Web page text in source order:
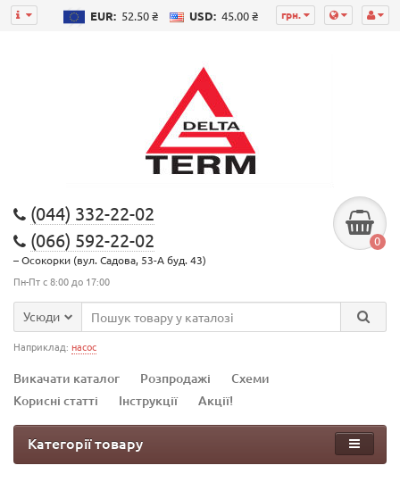
грн.
EUR: 52.50 ₴ USD: 45.00 ₴
(044) 332-22-02
(066) 592-22-02
– Осокорки (вул. Садова, 53-А буд. 43)
Пн-Пт с 8:00 до 17:00
0
Усюди
Наприклад: насос
Викачати каталог Розпродажі
Схеми
Корисні статті
Інструкції Акції!
Категорії товару